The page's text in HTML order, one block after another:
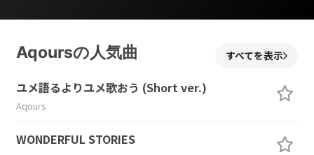
Aqoursの人気曲 すべてを表示
ユメ語るよりユメ歌おう (Short ver.)
Aqours
WONDERFUL STORIES